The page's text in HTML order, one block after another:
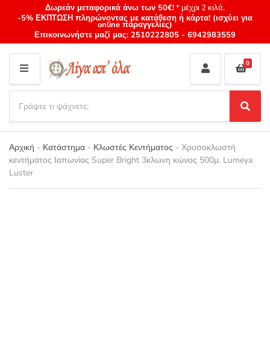
Δωρεάν μεταφορικά άνω των 50€!* μέχρι 2 κιλά.
-5% ΕΚΠΤΩΣΗ πληρώνοντας με κατάθεση ή κάρτα! (ισχύει για
online παραγγελίες)
Επικοινωνήστε μαζί μας: 2510222805 - 6942983559
M
E
N
U
Category
name
a
r
c
h
p
r
S
e
a
c
0
Αρχική - Κατάστημα - Κλωστές Κεντήματος - Χρυσοκλωστή
κεντήματος Ιαπωνίας Super Bright 3κλωνη κώνος 500μ. Lumeya
Luster